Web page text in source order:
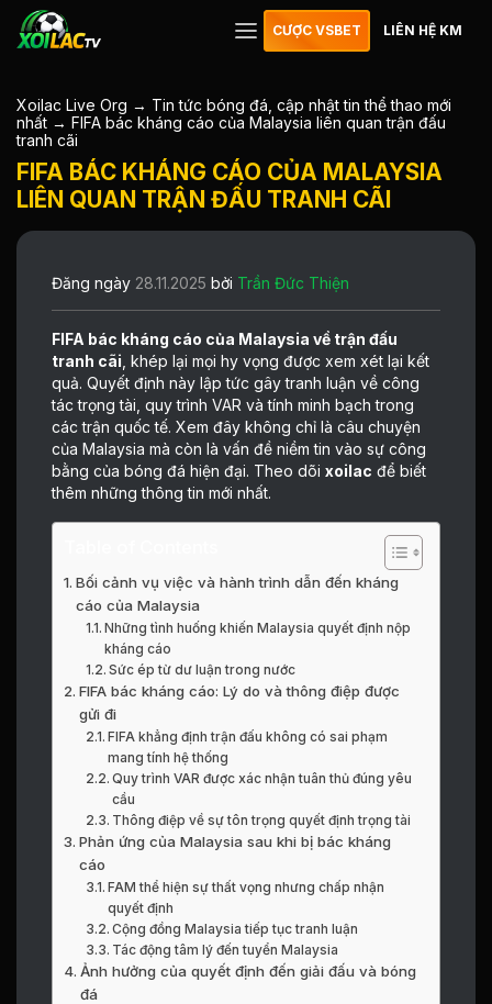
CƯỢC VSBET LIÊN HỆ KM
Xoilac Live Org → Tin tức bóng đá, cập nhật tin thể thao mới
nhất → FIFA bác kháng cáo của Malaysia liên quan trận đấu
tranh cãi
FIFA BÁC KHÁNG CÁO CỦA MALAYSIA
LIÊN QUAN TRẬN ĐẤU TRANH CÃI
Đăng ngày 28.11.2025 bởi Trần Đức Thiện
FIFA bác kháng cáo của Malaysia về trận đấu
tranh cãi , khép lại mọi hy vọng được xem xét lại kết
quả. Quyết định này lập tức gây tranh luận về công
tác trọng tài, quy trình VAR và tính minh bạch trong
các trận quốc tế. Xem đây không chỉ là câu chuyện
của Malaysia mà còn là vấn đề niềm tin vào sự công
bằng của bóng đá hiện đại. Theo dõi xoilac để biết
thêm những thông tin mới nhất.
Bối cảnh vụ việc và hành trình dẫn đến kháng
cáo của Malaysia
Những tình huống khiến Malaysia quyết định nộp
kháng cáo
Sức ép từ dư luận trong nước
FIFA bác kháng cáo: Lý do và thông điệp được
gửi đi
FIFA khẳng định trận đấu không có sai phạm
mang tính hệ thống
Quy trình VAR được xác nhận tuân thủ đúng yêu
cầu
Thông điệp về sự tôn trọng quyết định trọng tài
Phản ứng của Malaysia sau khi bị bác kháng
cáo
FAM thể hiện sự thất vọng nhưng chấp nhận
quyết định
Cộng đồng Malaysia tiếp tục tranh luận
Tác động tâm lý đến tuyển Malaysia
Ảnh hưởng của quyết định đến giải đấu và bóng
đá